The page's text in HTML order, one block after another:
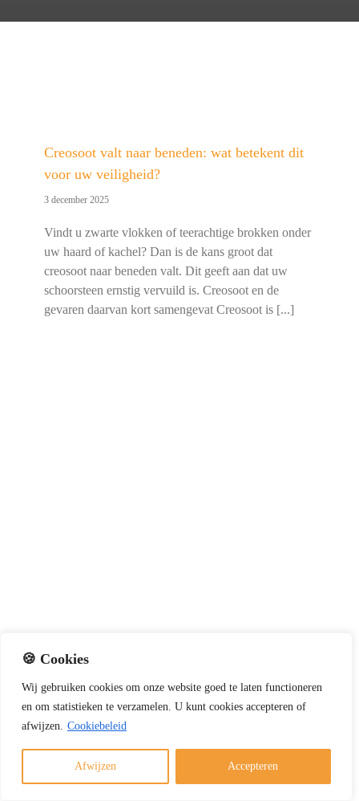
🍪 Cookies
Wij gebruiken cookies om onze website goed te laten functioneren
en om statistieken te verzamelen. U kunt cookies accepteren of
afwijzen. Cookiebeleid
Afwijzen Accepteren
Creosoot valt naar beneden: wat betekent dit
voor uw veiligheid?
3 december 2025
Vindt u zwarte vlokken of teerachtige brokken onder
uw haard of kachel? Dan is de kans groot dat
creosoot naar beneden valt. Dit geeft aan dat uw
schoorsteen ernstig vervuild is. Creosoot en de
gevaren daarvan kort samengevat Creosoot is [...]
Rookterugslag vanuit de haard: tips en
oplossingen
3 december 2025